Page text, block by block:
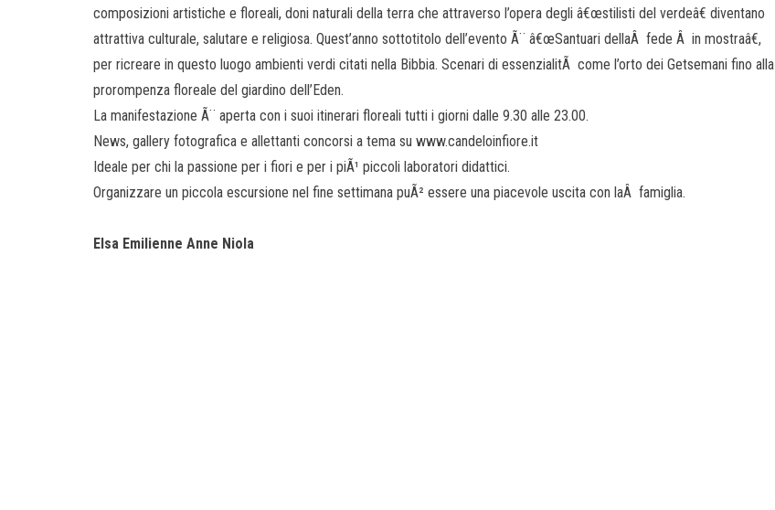
composizioni artistiche e floreali, doni naturali della terra che attraverso l’opera degli â€œstilisti del verdeâ€ diventano
attrattiva culturale, salutare e religiosa. Quest’anno sottotitolo dell’evento Ã¨ â€œSantuari dellaÂ fede Â in mostraâ€,
per ricreare in questo luogo ambienti verdi citati nella Bibbia. Scenari di essenzialitÃ come l’orto dei Getsemani fino alla
prorompenza floreale del giardino dell’Eden.
La manifestazione Ã¨ aperta con i suoi itinerari floreali tutti i giorni dalle 9.30 alle 23.00.
News, gallery fotografica e allettanti concorsi a tema su www.candeloinfiore.it
Ideale per chi la passione per i fiori e per i piÃ¹ piccoli laboratori didattici.
Organizzare un piccola escursione nel fine settimana puÃ² essere una piacevole uscita con laÂ famiglia.
Elsa Emilienne Anne Niola